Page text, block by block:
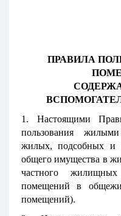
ПРАВИЛА
1. Настоящими
пользования
жилых, подсобных и
общего имущества в
частного
помещений в
помещений).